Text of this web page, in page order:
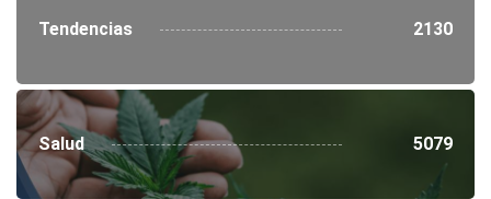
Tendencias 2130
Salud 5079